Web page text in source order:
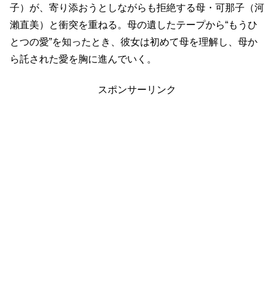
子）が、寄り添おうとしながらも拒絶する母・可那子（河
瀨直美）と衝突を重ねる。母の遺したテープから“もうひ
とつの愛”を知ったとき、彼女は初めて母を理解し、母か
ら託された愛を胸に進んでいく。
スポンサーリンク